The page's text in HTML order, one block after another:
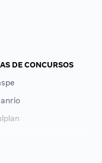
DE CONCURSOS